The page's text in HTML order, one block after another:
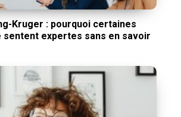
Kruger : pourquoi certaines
sentent expertes sans en savoir